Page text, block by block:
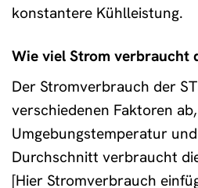
konstantere Kühlleistung.
Wie viel Strom verbraucht
Der Stromverbrauch der
verschiedenen Faktoren
Umgebungstemperatur
Durchschnitt verbraucht
[Hier Stromverbrauch